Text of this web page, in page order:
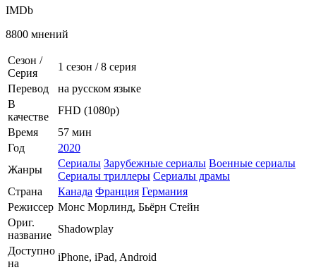
IMDb
8800 мнений
Сезон /
Серия
1 сезон /8 серия
Перевод
на русском языке
В
качестве
FHD (1080p)
Время
57 мин
Год
2020
Жанры
Сериалы Зарубежные сериалы Военные сериалы
Сериалы триллеры Сериалы драмы
Страна
Канада Франция Германия
Режиссер Монс Морлинд, Бьёрн Стейн
Ориг.
название
Shadowplay
Доступно
на
iPhone, iPad, Android